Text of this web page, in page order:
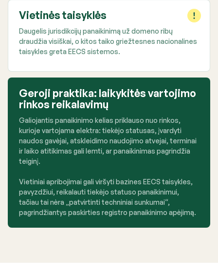
Vietinės taisyklės
Daugelis jurisdikcijų panaikinimą už domeno ribų
draudžia visiškai, o kitos taiko griežtesnes nacionalines
taisykles greta EECS sistemos.
Geroji praktika: laikykitės vartojimo
rinkos reikalavimų
Galiojantis panaikinimo kelias priklauso nuo rinkos,
kurioje vartojama elektra: tiekėjo statusas, įvardyti
naudos gavėjai, atskleidimo naudojimo atvejai, terminai
ir laiko atitikimas gali lemti, ar panaikinimas pagrindžia
teiginį.
Vietiniai apribojimai gali viršyti bazines EECS taisykles,
pavyzdžiui, reikalauti tiekėjo statuso panaikinimui,
tačiau tai nėra „patvirtinti techniniai sunkumai“,
pagrindžiantys paskirties registro panaikinimo apėjimą.